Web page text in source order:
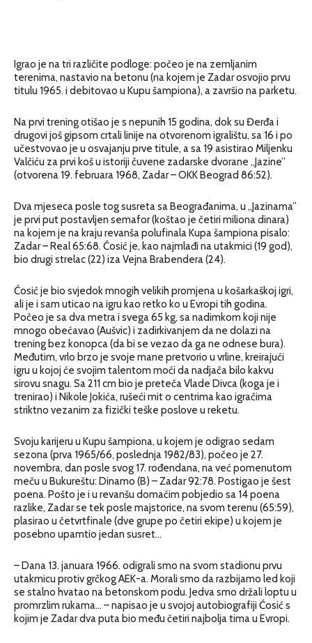
Igrao je na tri različite podloge: počeo je na zemljanim
terenima, nastavio na betonu (na kojem je Zadar osvojio prvu
titulu 1965. i debitovao u Kupu šampiona), a završio na parketu.
Na prvi trening otišao je s nepunih 15 godina, dok su Đerđa i
drugovi još gipsom crtali linije na otvorenom igralištu, sa 16 i po
učestvovao je u osvajanju prve titule, a sa 19 asistirao Miljenku
Valčiću za prvi koš u istoriji čuvene zadarske dvorane „Jazine”
(otvorena 19. februara 1968, Zadar – OKK Beograd 86:52).
Dva mjeseca posle tog susreta sa Beograđanima, u „Jazinama”
je prvi put postavljen semafor (koštao je četiri miliona dinara)
na kojem je na kraju revanša polufinala Kupa šampiona pisalo:
Zadar – Real 65:68. Ćosić je, kao najmlađi na utakmici (19 god),
bio drugi strelac (22) iza Vejna Brabendera (24).
Ćosić je bio svjedok mnogih velikih promjena u košarkaškoj igri,
ali je i sam uticao na igru kao retko ko u Evropi tih godina.
Počeo je sa dva metra i svega 65 kg, sa nadimkom koji nije
mnogo obećavao (Aušvic) i zadirkivanjem da ne dolazi na
trening bez konopca (da bi se vezao da ga ne odnese bura).
Međutim, vrlo brzo je svoje mane pretvorio u vrline, kreirajući
igru u kojoj će svojim talentom moći da nadjača bilo kakvu
sirovu snagu. Sa 211 cm bio je preteča Vlade Divca (koga je i
trenirao) i Nikole Jokića, rušeći mit o centrima kao igračima
striktno vezanim za fizički teške poslove u reketu.
Svoju karijeru u Kupu šampiona, u kojem je odigrao sedam
sezona (prva 1965/66, poslednja 1982/83), počeo je 27.
novembra, dan posle svog 17. rođendana, na već pomenutom
meču u Bukureštu: Dinamo (B) – Zadar 92:78. Postigao je šest
poena. Pošto je i u revanšu domaćim pobjedio sa 14 poena
razlike, Zadar se tek posle majstorice, na svom terenu (65:59),
plasirao u četvrtfinale (dve grupe po četiri ekipe) u kojem je
posebno upamtio jedan susret…
– Dana 13. januara 1966. odigrali smo na svom stadionu prvu
utakmicu protiv grčkog AEK-a. Morali smo da razbijamo led koji
se stalno hvatao na betonskom podu. Jedva smo držali loptu u
promrzlim rukama… – napisao je u svojoj autobiografiji Ćosić s
kojim je Zadar dva puta bio među četiri najbolja tima u Evropi.